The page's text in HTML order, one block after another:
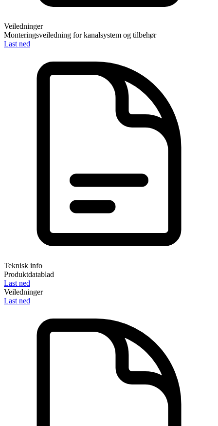
Veiledninger
Monteringsveiledning for kanalsystem og tilbehør
Last ned
Teknisk info
Produktdatablad
Last ned
Veiledninger
Last ned